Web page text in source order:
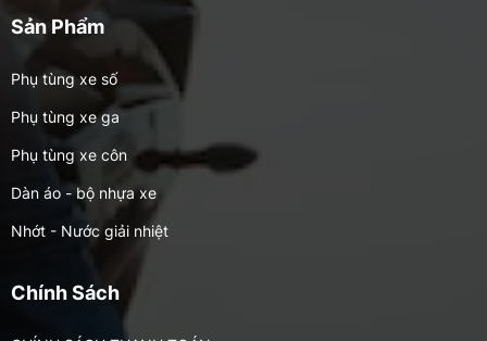
Sản Phẩm
Phụ tùng xe số
Phụ tùng xe ga
Phụ tùng xe côn
Dàn áo - bộ nhựa xe
Nhớt - Nước giải nhiệt
Chính Sách